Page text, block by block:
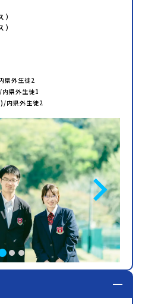
県外生徒2
県外生徒1
)/内県外生徒2